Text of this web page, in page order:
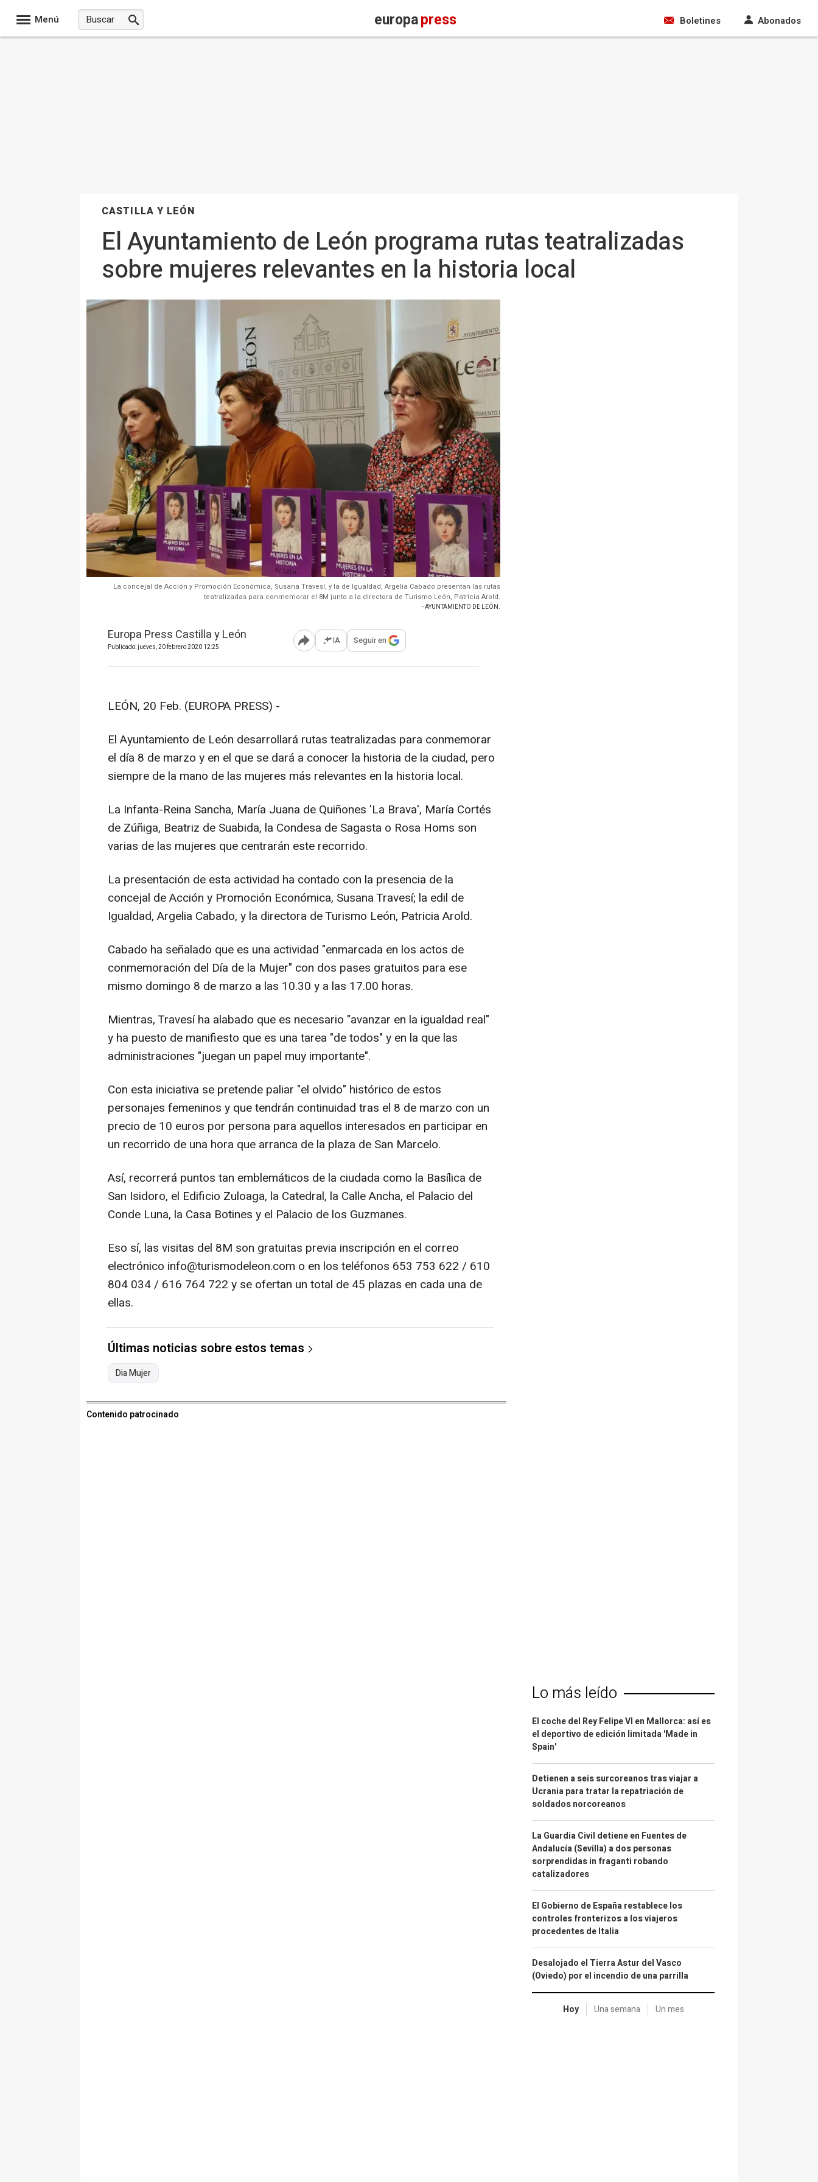
Menú europapress Boletines Abonados
CASTILLA Y LEÓN
El Ayuntamiento de León programa rutas teatralizadas
sobre mujeres relevantes en la historia local
La concejal de Acción y Promoción Económica, Susana Travesí, y la de Igualdad, Argelia Cabado presentan las rutas
teatralizadas para conmemorar el 8M junto a la directora de Turismo León, Patricia Arold.
- AYUNTAMIENTO DE LEÓN.
Europa Press Castilla y León
Publicado: jueves, 20 febrero 2020 12:25 Abrir opciones para compartir
IA Seguir en
LEÓN, 20 Feb. (EUROPA PRESS) -
El Ayuntamiento de León desarrollará rutas teatralizadas para conmemorar
el día 8 de marzo y en el que se dará a conocer la historia de la ciudad, pero
siempre de la mano de las mujeres más relevantes en la historia local.
La Infanta-Reina Sancha, María Juana de Quiñones 'La Brava', María Cortés
de Zúñiga, Beatriz de Suabida, la Condesa de Sagasta o Rosa Homs son
varias de las mujeres que centrarán este recorrido.
La presentación de esta actividad ha contado con la presencia de la
concejal de Acción y Promoción Económica, Susana Travesí; la edil de
Igualdad, Argelia Cabado, y la directora de Turismo León, Patricia Arold.
Cabado ha señalado que es una actividad "enmarcada en los actos de
conmemoración del Día de la Mujer" con dos pases gratuitos para ese
mismo domingo 8 de marzo a las 10.30 y a las 17.00 horas.
Mientras, Travesí ha alabado que es necesario "avanzar en la igualdad real"
y ha puesto de manifiesto que es una tarea "de todos" y en la que las
administraciones "juegan un papel muy importante".
Con esta iniciativa se pretende paliar "el olvido" histórico de estos
personajes femeninos y que tendrán continuidad tras el 8 de marzo con un
precio de 10 euros por persona para aquellos interesados en participar en
un recorrido de una hora que arranca de la plaza de San Marcelo.
Así, recorrerá puntos tan emblemáticos de la ciudada como la Basílica de
San Isidoro, el Edificio Zuloaga, la Catedral, la Calle Ancha, el Palacio del
Conde Luna, la Casa Botines y el Palacio de los Guzmanes.
Eso sí, las visitas del 8M son gratuitas previa inscripción en el correo
electrónico info@turismodeleon.com o en los teléfonos 653 753 622 / 610
804 034 / 616 764 722 y se ofertan un total de 45 plazas en cada una de
ellas.
Últimas noticias sobre estos temas
Dia Mujer
Contenido patrocinado
Lo más leído
El coche del Rey Felipe VI en Mallorca: así es
el deportivo de edición limitada 'Made in
Spain'
Detienen a seis surcoreanos tras viajar a
Ucrania para tratar la repatriación de
soldados norcoreanos
La Guardia Civil detiene en Fuentes de
Andalucía (Sevilla) a dos personas
sorprendidas in fraganti robando
catalizadores
El Gobierno de España restablece los
controles fronterizos a los viajeros
procedentes de Italia
Desalojado el Tierra Astur del Vasco
(Oviedo) por el incendio de una parrilla
Hoy Una semana Un mes